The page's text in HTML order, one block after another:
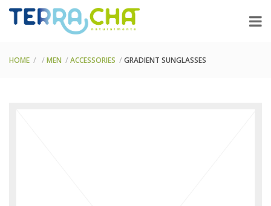
HOME MEN ACCESSORIES GRADIENT SUNGLASSES